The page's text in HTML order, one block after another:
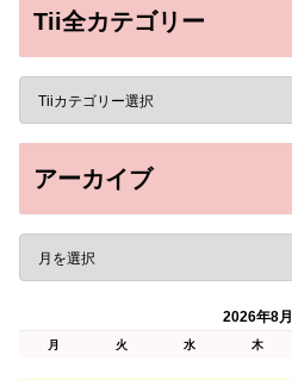
Tii全カテゴリー
アーカイブ
2026年8月
月 火 水 木